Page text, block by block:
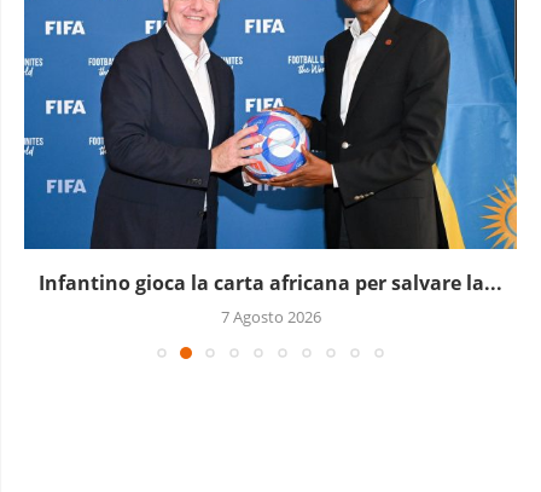
Infantino gioca la carta africana per salvare la...
7 Agosto 2026